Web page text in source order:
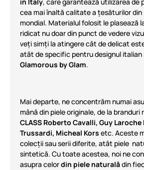
in Italy, care garantează utilizarea de
cea mai înaltă calitate a țesăturilor din
mondial. Materialul folosit le plasează
ridicat nu doar din punct de vedere
veți simți la atingere cât de delicat
atât de specific pentru designul italian
Glamorous by Glam.
Mai departe, ne concentrăm numai
mână din piele originale, de la
CLASS Roberto Cavalli, Guy Laroche
Trussardi, Micheal Kors etc. Aceste
colecții sau serii diferite, atât piele
sintetică. Cu toate acestea, noi ne
asupra celordin piele naturalădin